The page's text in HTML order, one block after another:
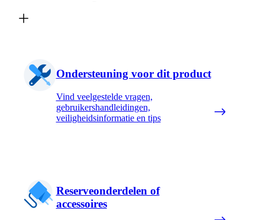
Ondersteuning voor dit product
Vind veelgestelde vragen,
gebruikershandleidingen,
veiligheidsinformatie en tips
Reserveonderdelen of
accessoires